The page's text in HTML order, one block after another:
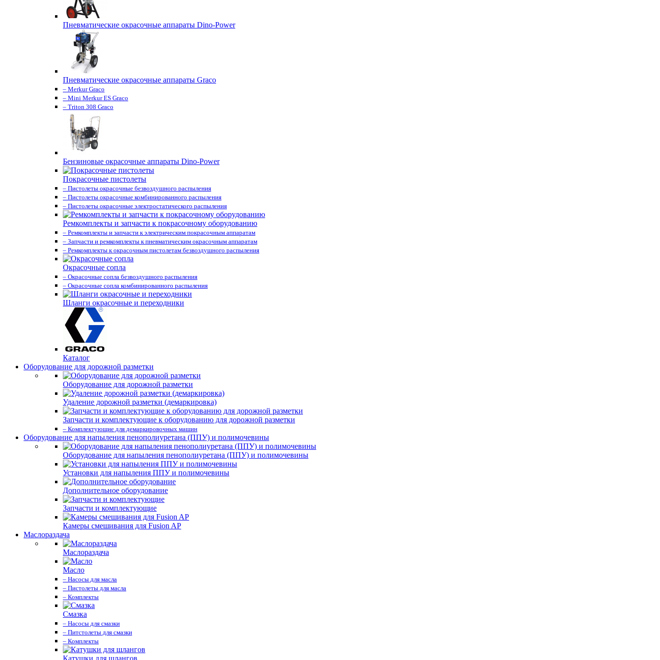
Пневматические окрасочные аппараты Dino-Power
Пневматические окрасочные аппараты Graco
– Merkur Graco
– Mini Merkur ES Graco
– Triton 308 Graco
Бензиновые окрасочные аппараты Dino-Power
Покрасочные пистолеты
– Пистолеты окрасочные безвоздушного распыления
– Пистолеты окрасочные комбинированного распыления
– Пистолеты окрасочные электростатического распыления
Ремкомплекты и запчасти к покрасочному оборудованию
– Ремкомплекты и запчасти к электрическим покрасочным аппаратам
– Запчасти и ремкомплекты к пневматическим окрасочным аппаратам
– Ремкомплекты к окрасочным пистолетам безвоздушного распыления
Окрасочные сопла
– Окрасочные сопла безвоздушного распыления
– Окрасочные сопла комбинированного распыления
Шланги окрасочные и переходники
Каталог
Оборудование для дорожной разметки
Оборудование для дорожной разметки
Удаление дорожной разметки (демаркировка)
Запчасти и комплектующие к оборудованию для дорожной разметки
– Комплектующие для демаркировочных машин
Оборудование для напыления пенополиуретана (ППУ) и полимочевины
Оборудование для напыления пенополиуретана (ППУ) и полимочевины
Установки для напыления ППУ и полимочевины
Дополнительное оборудование
Запчасти и комплектующие
Камеры смешивания для Fusion AP
Маслораздача
Маслораздача
Масло
– Насосы для масла
– Пистолеты для масла
– Комплекты
Смазка
– Насосы для смазки
– Питстолеты для смазки
– Комплекты
Катушки для шлангов